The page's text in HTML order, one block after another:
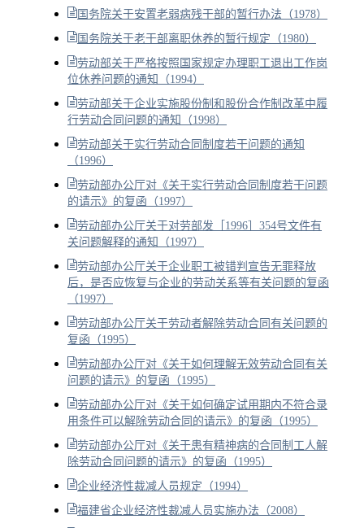
国务院关于安置老弱病残干部的暂行办法（1978）
国务院关于老干部离职休养的暂行规定（1980）
劳动部关于严格按照国家规定办理职工退出工作岗
位休养问题的通知（1994）
劳动部关于企业实施股份制和股份合作制改革中履
行劳动合同问题的通知（1998）
劳动部关于实行劳动合同制度若干问题的通知
（1996）
劳动部办公厅对《关于实行劳动合同制度若干问题
的请示》的复函（1997）
劳动部办公厅关于对劳部发［1996］354号文件有
关问题解释的通知（1997）
劳动部办公厅关于企业职工被错判宣告无罪释放
后，是否应恢复与企业的劳动关系等有关问题的复函
（1997）
劳动部办公厅关于劳动者解除劳动合同有关问题的
复函（1995）
劳动部办公厅对《关于如何理解无效劳动合同有关
问题的请示》的复函（1995）
劳动部办公厅对《关于如何确定试用期内不符合录
用条件可以解除劳动合同的请示》的复函（1995）
劳动部办公厅对《关于患有精神病的合同制工人解
除劳动合同问题的请示》的复函（1995）
企业经济性裁减人员规定（1994）
福建省企业经济性裁减人员实施办法（2008）